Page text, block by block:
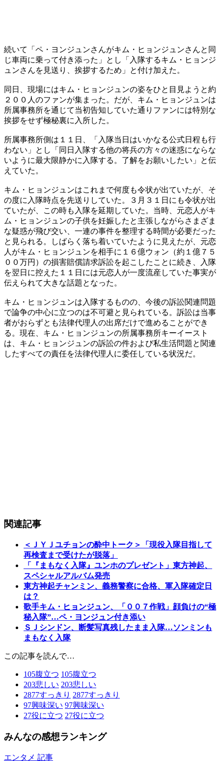
続いて「ペ・ヨンジュンさんがキム・ヒョンジュンさんと同
じ車両に乗って付き添った」とし「入隊するキム・ヒョンジ
ュンさんを見送り、挨拶するため」と付け加えた。
同日、現場にはキム・ヒョンジュンの姿をひと目見ようと約
２００人のファンが集まった。だが、キム・ヒョンジュンは
所属事務所を通じて当初告知していた通りファンには特別な
挨拶をせず極秘裏に入所した。
所属事務所側は１１日、「入隊当日はいかなる公式日程も行
わない」とし「同日入隊する他の将兵の方々の迷惑にならな
いように最大限静かに入隊する。了解をお願いしたい」と伝
えていた。
キム・ヒョンジュンはこれまで何度も令状が出ていたが、そ
の度に入隊時点を先送りしていた。３月３１日にも令状が出
ていたが、この時も入隊を延期していた。当時、元恋人がキ
ム・ヒョンジュンの子供を妊娠したと主張しながらさまざま
な疑惑が飛び交い、一連の事件を整理する時間が必要だった
と見られる。しばらく落ち着いていたように見えたが、元恋
人がキム・ヒョンジュンを相手に１６億ウォン（約１億７５
００万円）の損害賠償請求訴訟を起こしたことに続き、入隊
を翌日に控えた１１日には元恋人が一度流産していた事実が
伝えられて大きな話題となった。
キム・ヒョンジュンは入隊するものの、今後の訴訟関連問題
で論争の中心に立つのは不可避と見られている。訴訟は当事
者がおらずとも法律代理人の出席だけで進めることができ
る。現在、キム・ヒョンジュンの所属事務所キーイースト
は、キム・ヒョンジュンの訴訟の件および私生活問題と関連
したすべての責任を法律代理人に委任している状況だ。
関連記事
＜ＪＹＪユチョンの酔中トーク＞「現役入隊目指して
再検査まで受けたが脱落」
「『まもなく入隊』ユンホのプレゼント」東方神起、
スペシャルアルバム発売
東方神起チャンミン、義務警察に合格、軍入隊確定日
は？
歌手キム・ヒョンジュン、「００７作戦」顔負けの“極
秘入隊”…ペ・ヨンジュン付き添い
ＳＪシンドン、断髪写真残したまま入隊…ソンミンも
まもなく入隊
この記事を読んで…
105腹立つ 105腹立つ
203悲しい 203悲しい
2877すっきり 2877すっきり
97興味深い 97興味深い
27役に立つ 27役に立つ
みんなの感想ランキング
エンタメ 記事